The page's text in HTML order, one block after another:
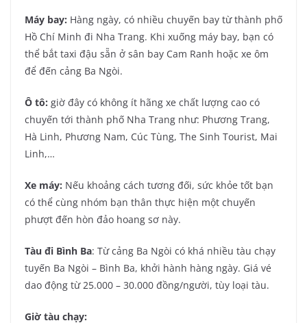
Máy bay: Hàng ngày, có nhiều chuyến bay từ thành phố
Hồ Chí Minh đi Nha Trang. Khi xuống máy bay, bạn có
thể bắt taxi đậu sẵn ở sân bay Cam Ranh hoặc xe ôm
để đến cảng Ba Ngòi.
Ô tô: giờ đây có không ít hãng xe chất lượng cao có
chuyến tới thành phố Nha Trang như: Phương Trang,
Hà Linh, Phương Nam, Cúc Tùng, The Sinh Tourist, Mai
Linh,…
Xe máy: Nếu khoảng cách tương đối, sức khỏe tốt bạn
có thể cùng nhóm bạn thân thực hiện một chuyến
phượt đến hòn đảo hoang sơ này.
Tàu đi Bình Ba: Từ cảng Ba Ngòi có khá nhiều tàu chạy
tuyến Ba Ngòi – Bình Ba, khởi hành hàng ngày. Giá vé
dao động từ 25.000 – 30.000 đồng/người, tùy loại tàu.
Giờ tàu chạy: